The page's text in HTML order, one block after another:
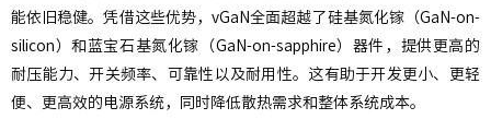
能依旧稳健。凭借这些优势，vGaN全面超越了硅基氮化镓（GaN-on-
silicon）和蓝宝石基氮化镓（GaN-on-sapphire）器件，提供更高的
耐压能力、开关频率、可靠性以及耐用性。这有助于开发更小、更轻
便、更高效的电源系统，同时降低散热需求和整体系统成本。